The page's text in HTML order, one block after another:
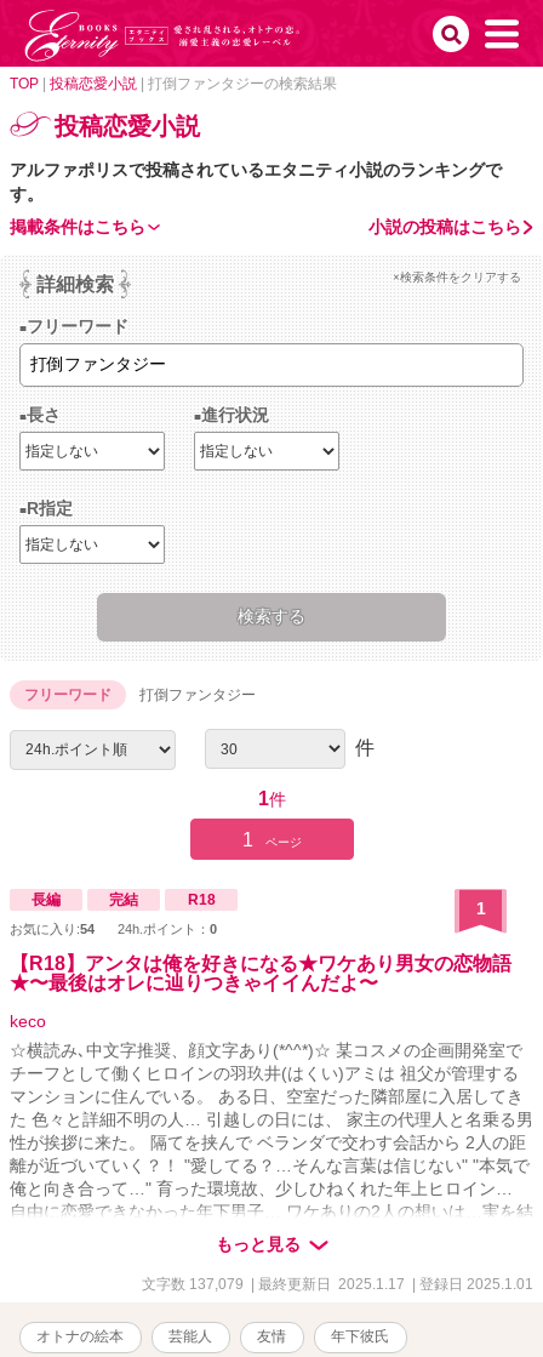
TOP 投稿恋愛小説 打倒ファンタジーの検索結果
投稿恋愛小説
アルファポリスで投稿されているエタニティ小説のランキングで
す。
小説の投稿はこちら
掲載条件はこちら
詳細検索 ×検索条件をクリアする
フリーワード
長さ 進行状況
R指定
フリーワード 打倒ファンタジー
件
1件
1 ページ
長編 完結 R18
お気に入り:54 24h.ポイント： 0
1
【R18】アンタは俺を好きになる★ワケあり男女の恋物語
★〜最後はオレに辿りつきゃイイんだよ〜
keco
☆横読み､中文字推奨、顔文字あり(*^^*)☆ 某コスメの企画開発室で
チーフとして働くヒロインの羽玖井(はくい)アミは 祖父が管理する
マンションに住んでいる。 ある日、空室だった隣部屋に入居してき
た 色々と詳細不明の人… 引越しの日には、 家主の代理人と名乗る男
性が挨拶に来た。 隔てを挟んで ベランダで交わす会話から 2人の距
離が近づいていく？！ "愛してる？…そんな言葉は信じない" "本気で
俺と向き合って…" 育った環境故、少しひねくれた年上ヒロイン…
自由に恋愛できなかった年下男子… ワケありの2人の想いは…実を結
ぶのか？！… これはフィクションです‼️
もっと見る
文字数 137,079 | 最終更新日 2025.1.17 | 登録日 2025.1.01
オトナの絵本 芸能人 友情 年下彼氏